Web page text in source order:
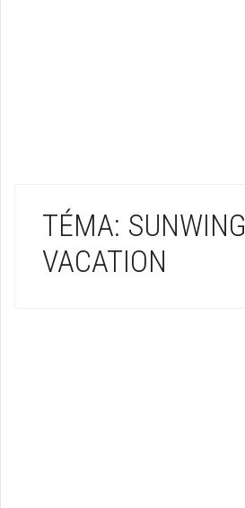
TÉMA: SUNWING
VACATION